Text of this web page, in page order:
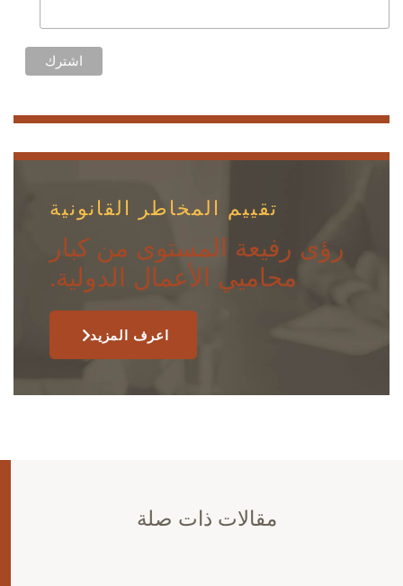
تقييم المخاطر القانونية
رؤى رفيعة المستوى من كبار
محاميي الأعمال الدولية.
اعرف المزيد
مقالات ذات صلة